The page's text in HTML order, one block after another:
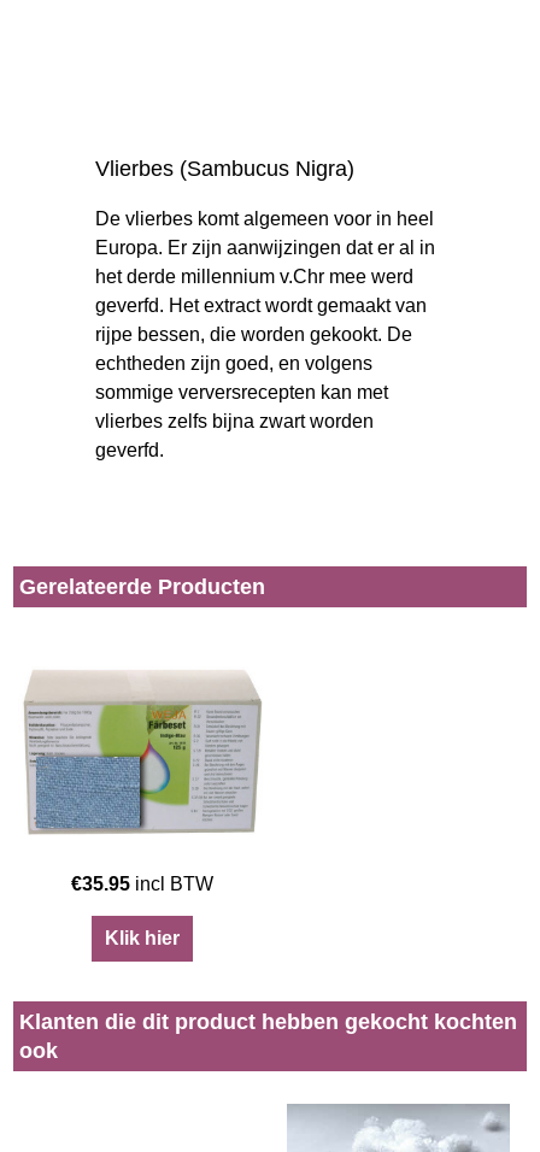
Vlierbes (Sambucus Nigra)
De vlierbes komt algemeen voor in heel
Europa. Er zijn aanwijzingen dat er al in
het derde millennium v.Chr mee werd
geverfd. Het extract wordt gemaakt van
rijpe bessen, die worden gekookt. De
echtheden zijn goed, en volgens
sommige verversrecepten kan met
vlierbes zelfs bijna zwart worden
geverfd.
Gerelateerde Producten
€35.95 incl BTW
Klik hier
Klanten die dit product hebben gekocht kochten
ook